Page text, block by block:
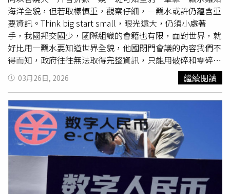
「微型槍砲」，送到地檢署幾乎全部不起訴；其他縣市警局
移送的「天空法警」、「幽靈左輪」也有相當比例不起訴，
檢察官的理由是，持有、販賣購買這款玩具槍枝的人，並無
主觀犯意，檢方不去討論這款玩具槍改造後的功能、殺傷
力。王捷拓強調，如果警政署真的覺得這三款玩具「非常危
險」，應該仿效日本警視廳的作法，先公告，配合其他部
會，勒令下架，禁止進口，接著大力宣導，等多數國民都知
道這些進口玩具是違禁品，可以改造成有殺傷力的槍械，再
來取締，畢竟，槍砲罪是重罪，輕易入人於罪，就算最後當
事人獲得無罪定讞，還其清白，但訴訟歷程也夠折磨人了。
小笠原指出，受限於地方組織薄弱，目前僅在新竹市具較高
勝算，選戰重點將放在擴大地方議員席次，以強化基層實
力。展望2028年總統大選，小笠原直言，若缺乏藍白合
作，在野陣營難以擊敗總統賴清德，因此「儘管藍白之間存
在摩擦，最終仍會推出一組總統、副總統候選人」。他也指
出，台灣政治長期呈現執政與在野勢均力敵的擺盪結構。近
期在野氣勢曾因大罷免失敗而上升，但隨著執政黨逐步恢復
聲勢，加上國民黨內外爭議不斷，賴政府滿意度呈現回升趨
勢。未來再加上能源政策、國際局勢等不確定因素，台灣政
局仍充滿變數，將在多重因素交織下邁向2028年總統大
選。
海洋全貌，但若取樣慎重，觀察仔細，一瓢水或許仍蘊含重
要資訊。Think big start small，眼光遠大，仍須小處著
手，我國邦交國少，國際組織的會籍也有限，面對世界，就
好比用一瓢水要知道世界全貌，他國閉門會議的內容我們不
得而知，政府往往無法取得完整資訊，只能用破碎和零碎資
料觀察國際變化，而近二十年變化尤劇，我們更須從不同方
法了解世界的樣子，擴張眼界，與國際接軌。 先從幾個川
普小故事（也就是所謂的「蠡」）談起。 （本文於清華大
學科技管理學院孫運璿科技講座專題發表）1992年，電影
「小鬼當家2」選定廣場飯店作為拍攝地點，在合約簽訂後
要開拍時當時飯店的業主川普，卻表示需要讓自己在電影中
入鏡且有台詞，方可拍攝，劇組只好臨時加了句六字台詞
「Down the hall, to the left」換取開拍順利。時至今日，
導演Chris Columbus仍時不時談論此事，去年（2005）記
者詢問導演，既然認為不可理喻，當初為何不乾脆將片段刪
03月26日, 2026 繼續閱讀